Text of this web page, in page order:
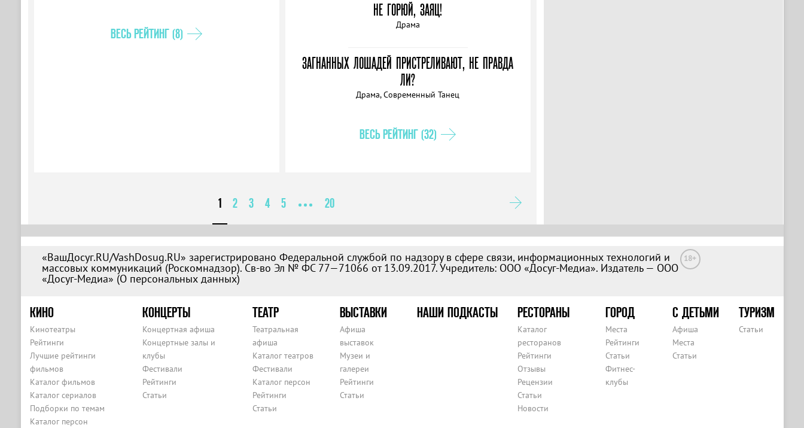
ВЕСЬ РЕЙТИНГ (8)
НЕ ГОРЮЙ, ЗАЯЦ!
Драма
ЗАГНАННЫХ ЛОШАДЕЙ ПРИСТРЕЛИВАЮТ, НЕ ПРАВДА
ЛИ?
Драма, Современный Танец
ВЕСЬ РЕЙТИНГ (32)
1 2 3 4 5 20
«ВашДосуг.RU/VashDosug.RU» зарегистрировано Федеральной службой по надзору в сфере связи, информационных технологий и
массовых коммуникаций (Роскомнадзор). Св-во Эл № ФС 77—71066 от 13.09.2017. Учредитель: ООО «Досуг-Медиа». Издатель — ООО
«Досуг-Медиа» (О персональных данных)
18+
КИНО
Кинотеатры
Рейтинги
Лучшие рейтинги
фильмов
Каталог фильмов
Каталог сериалов
Подборки по темам
Каталог персон
КОНЦЕРТЫ
Концертная афиша
Концертные залы и
клубы
Фестивали
Рейтинги
Статьи
ТЕАТР
Театральная
афиша
Каталог театров
Фестивали
Каталог персон
Рейтинги
Статьи
ВЫСТАВКИ
Афиша
выставок
Музеи и
галереи
Рейтинги
Статьи
НАШИ ПОДКАСТЫ РЕСТОРАНЫ
Каталог
ресторанов
Рейтинги
Отзывы
Рецензии
Статьи
Новости
ГОРОД
Места
Рейтинги
Статьи
Фитнес-
клубы
С ДЕТЬМИ
Афиша
Места
Статьи
ТУРИЗМ
Статьи